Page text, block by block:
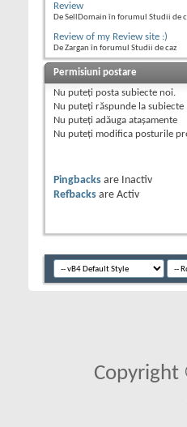
Review
De SellDomain în forumul Studii de
Review of my Review site :)
De Zargan în forumul Studii de caz
Permisiuni postare
Nu puteţi posta subiecte noi.
Nu puteţi răspunde la subiecte
Nu puteţi adăuga ataşamente
Nu puteţi modifica posturile
Pingbacks are
Inactiv
Refbacks are Activ
Copyright